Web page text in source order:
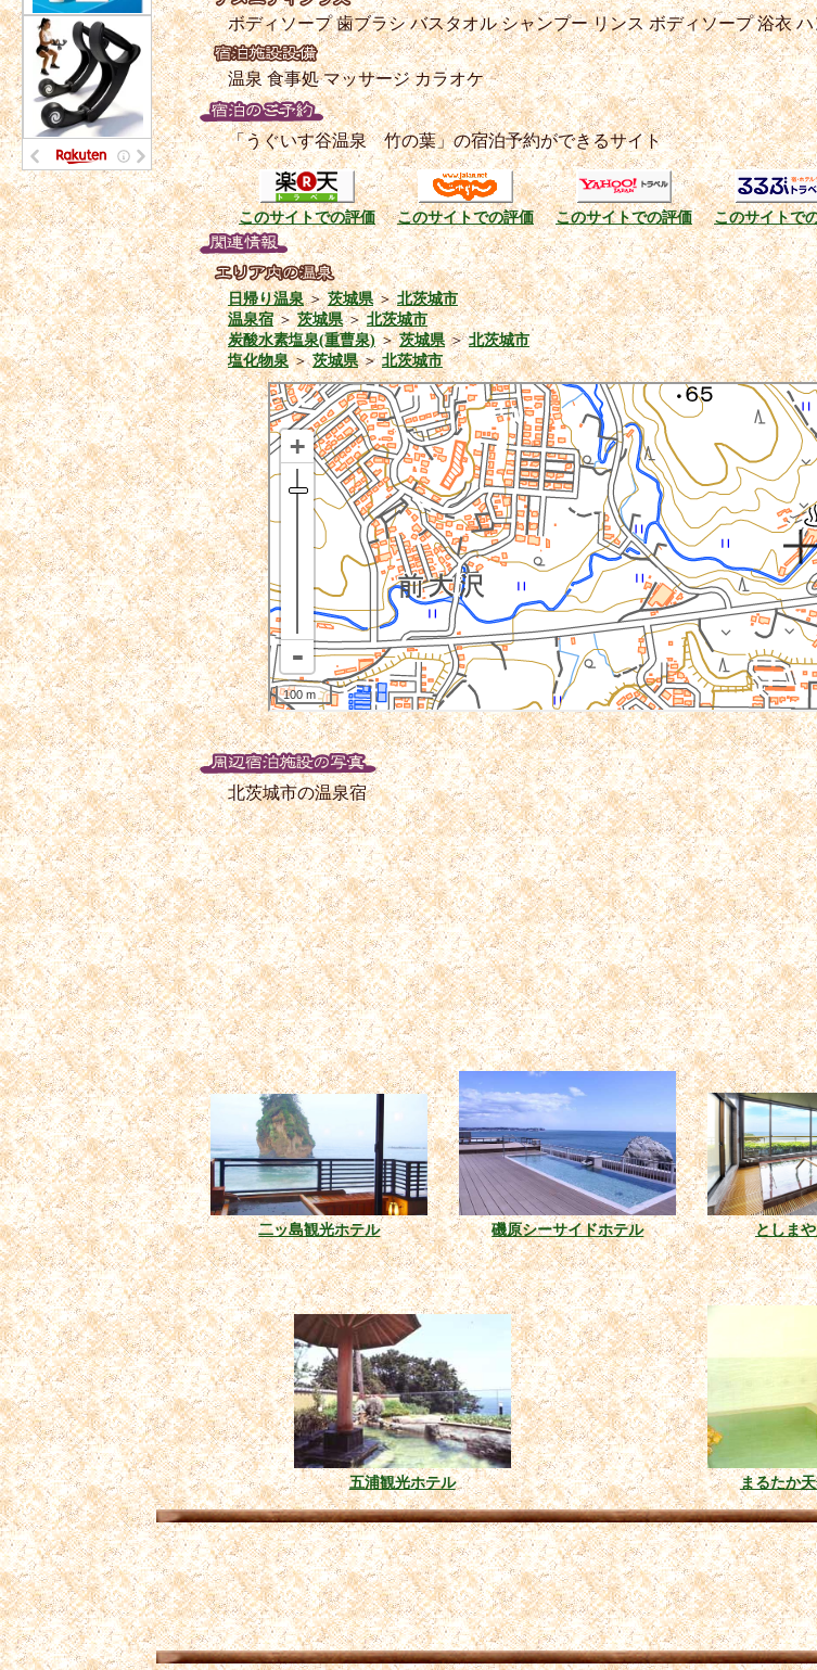
ボディソープ歯ブラシバスタオルシャンプーリンスボディソープ浴衣ハ
温泉食事処マッサージカラオケ
「うぐいす谷温泉 竹の葉」の宿泊予約ができるサイト
このサイトでの評価 このサイトでの評価 このサイトでの評価 このサイトで
日帰り温泉＞茨城県＞北茨城市
温泉宿＞茨城県＞北茨城市
炭酸水素塩泉(重曹泉)＞茨城県＞北茨城市
塩化物泉＞茨城県＞北茨城市
北茨城市の温泉宿
二ッ島観光ホテル 磯原シーサイドホテル としま
五浦観光ホテル まるたか